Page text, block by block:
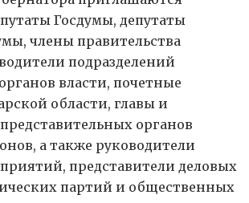
Госдумы, депутаты
члены правительства
подразделений
власти, почетные
области, главы и
органов
а также руководители
представители деловых
партий и общественных